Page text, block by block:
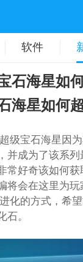
软件
石海星如
海星如何
级宝石海星因
并成为了该系
常好奇该如何
将会在这里为
化的方式，希
石。